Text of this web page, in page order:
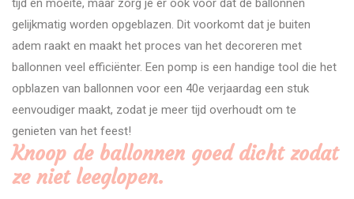
tijd en moeite, maar zorg je er ook voor dat de ballonnen
gelijkmatig worden opgeblazen. Dit voorkomt dat je buiten
adem raakt en maakt het proces van het decoreren met
ballonnen veel efficiënter. Een pomp is een handige tool die het
opblazen van ballonnen voor een 40e verjaardag een stuk
eenvoudiger maakt, zodat je meer tijd overhoudt om te
genieten van het feest!
Knoop de ballonnen goed dicht zodat
ze niet leeglopen.